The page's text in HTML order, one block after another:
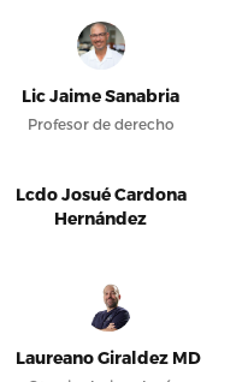
Lic Jaime Sanabria
Profesor de derecho
Lcdo Josué Cardona
Hernández
Laureano Giraldez MD